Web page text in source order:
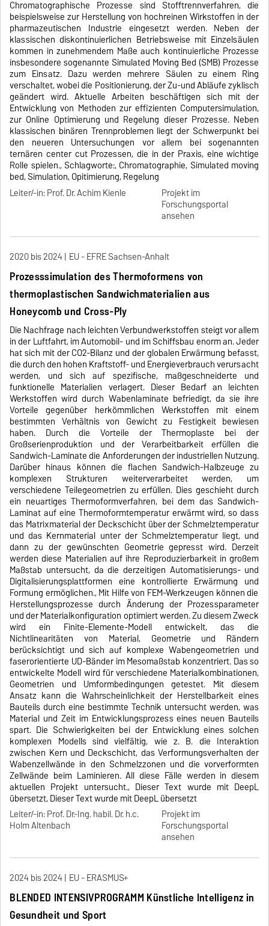
Chromatographische Prozesse sind Stofftrennverfahren, die
beispielsweise zur Herstellung von hochreinen Wirkstoffen in der
pharmazeutischen Industrie eingesetzt werden. Neben der
klassischen diskontinuierlichen Betriebsweise mit Einzelsäulen
kommen in zunehmendem Maße auch kontinuierliche Prozesse
insbesondere sogenannte Simulated Moving Bed (SMB) Prozesse
zum Einsatz. Dazu werden mehrere Säulen zu einem Ring
verschaltet, wobei die Positionierung, der Zu-und Abläufe zyklisch
geändert wird. Aktuelle Arbeiten beschäftigen sich mit der
Entwicklung von Methoden zur effizienten Computersimulation,
zur Online Optimierung und Regelung dieser Prozesse. Neben
klassischen binären Trennproblemen liegt der Schwerpunkt bei
den neueren Untersuchungen vor allem bei sogenannten
ternären center cut Prozessen, die in der Praxis, eine wichtige
Rolle spielen., Schlagworte:, Chromatographie, Simulated moving
bed, Simulation, Opitimierung, Regelung
Leiter/-in: Prof. Dr. Achim Kienle
Projekt im
Forschungsportal
ansehen
2020 bis 2024 EU - EFRE Sachsen-Anhalt
Prozesssimulation des Thermoformens von
thermoplastischen Sandwichmaterialien aus
Honeycomb und Cross-Ply
Die Nachfrage nach leichten Verbundwerkstoffen steigt vor allem
in der Luftfahrt, im Automobil- und im Schiffsbau enorm an. Jeder
hat sich mit der CO2-Bilanz und der globalen Erwärmung befasst,
die durch den hohen Kraftstoff- und Energieverbrauch verursacht
werden, und sich auf spezifische, maßgeschneiderte und
funktionelle Materialien verlagert. Dieser Bedarf an leichten
Werkstoffen wird durch Wabenlaminate befriedigt, da sie ihre
Vorteile gegenüber herkömmlichen Werkstoffen mit einem
bestimmten Verhältnis von Gewicht zu Festigkeit bewiesen
haben. Durch die Vorteile der Thermoplaste bei der
Großserienproduktion und der Verarbeitbarkeit erfüllen die
Sandwich-Laminate die Anforderungen der industriellen Nutzung.
Darüber hinaus können die flachen Sandwich-Halbzeuge zu
komplexen Strukturen weiterverarbeitet werden, um
verschiedene Teilegeometrien zu erfüllen. Dies geschieht durch
ein neuartiges Thermoformverfahren, bei dem das Sandwich-
Laminat auf eine Thermoformtemperatur erwärmt wird, so dass
das Matrixmaterial der Deckschicht über der Schmelztemperatur
und das Kernmaterial unter der Schmelztemperatur liegt, und
dann zu der gewünschten Geometrie gepresst wird. Derzeit
werden diese Materialien auf ihre Reproduzierbarkeit in großem
Maßstab untersucht, da die derzeitigen Automatisierungs- und
Digitalisierungsplattformen eine kontrollierte Erwärmung und
Formung ermöglichen., Mit Hilfe von FEM-Werkzeugen können die
Herstellungsprozesse durch Änderung der Prozessparameter
und der Materialkonfiguration optimiert werden. Zu diesem Zweck
wird ein Finite-Elemente-Modell entwickelt, das die
Nichtlinearitäten von Material, Geometrie und Rändern
berücksichtigt und sich auf komplexe Wabengeometrien und
faserorientierte UD-Bänder im Mesomaßstab konzentriert. Das so
entwickelte Modell wird für verschiedene Materialkombinationen,
Geometrien und Umformbedingungen getestet. Mit diesem
Ansatz kann die Wahrscheinlichkeit der Herstellbarkeit eines
Bauteils durch eine bestimmte Technik untersucht werden, was
Material und Zeit im Entwicklungsprozess eines neuen Bauteils
spart. Die Schwierigkeiten bei der Entwicklung eines solchen
komplexen Modells sind vielfältig, wie z. B. die Interaktion
zwischen Kern und Deckschicht, das Verformungsverhalten der
Wabenzellwände in den Schmelzzonen und die vorverformten
Zellwände beim Laminieren. All diese Fälle werden in diesem
aktuellen Projekt untersucht., Dieser Text wurde mit DeepL
übersetzt, Dieser Text wurde mit DeepL übersetzt
Leiter/-in: Prof. Dr.-Ing. habil. Dr. h.c.
Holm Altenbach
Projekt im
Forschungsportal
ansehen
2024 bis 2024 EU - ERASMUS+
BLENDED INTENSIVPROGRAMM Künstliche Intelligenz in
Gesundheit und Sport